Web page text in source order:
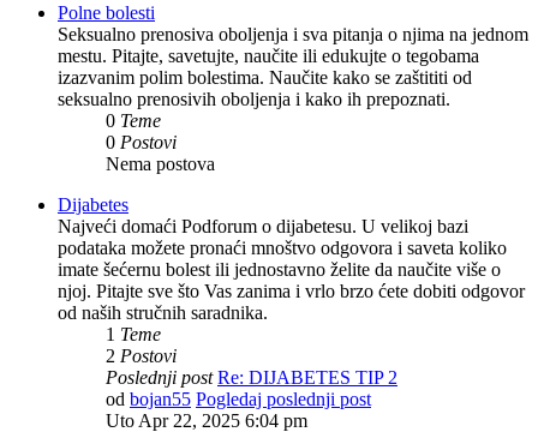
Polne bolesti
Seksualno prenosiva oboljenja i sva pitanja o njima na jednom
mestu. Pitajte, savetujte, naučite ili edukujte o tegobama
izazvanim polim bolestima. Naučite kako se zaštititi od
seksualno prenosivih oboljenja i kako ih prepoznati.
0 Teme
0 Postovi
Nema postova
Dijabetes
Najveći domaći Podforum o dijabetesu. U velikoj bazi
podataka možete pronaći mnoštvo odgovora i saveta koliko
imate šećernu bolest ili jednostavno želite da naučite više o
njoj. Pitajte sve što Vas zanima i vrlo brzo ćete dobiti odgovor
od naših stručnih saradnika.
1 Teme
2 Postovi
Poslednji post Re: DIJABETES TIP 2
od bojan55 Pogledaj poslednji post
Uto Apr 22, 2025 6:04 pm